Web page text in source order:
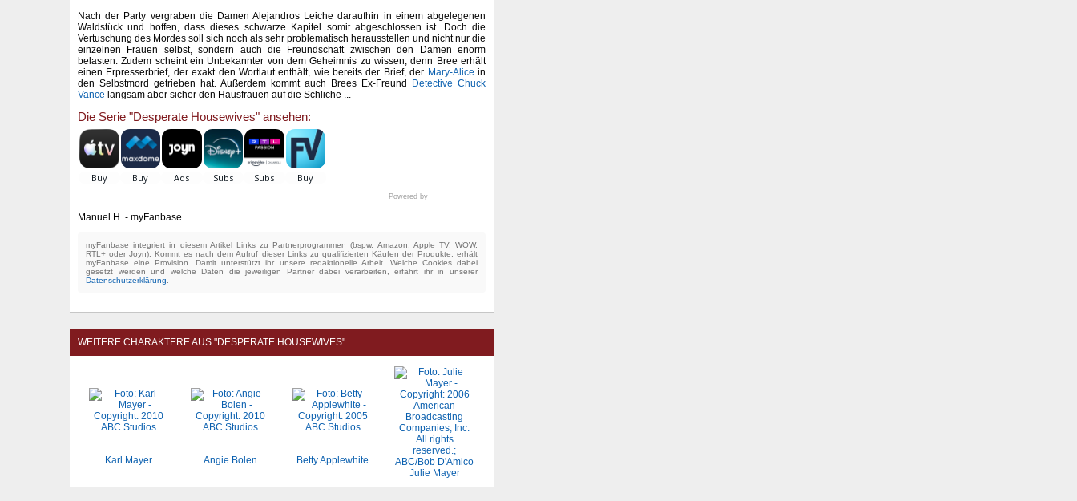
Nach der Party vergraben die Damen Alejandros Leiche daraufhin in einem abgelegenen
Waldstück und hoffen, dass dieses schwarze Kapitel somit abgeschlossen ist. Doch die
Vertuschung des Mordes soll sich noch als sehr problematisch herausstellen und nicht nur die
einzelnen Frauen selbst, sondern auch die Freundschaft zwischen den Damen enorm
belasten. Zudem scheint ein Unbekannter von dem Geheimnis zu wissen, denn Bree erhält
einen Erpresserbrief, der exakt den Wortlaut enthält, wie bereits der Brief, der Mary-Alice in
den Selbstmord getrieben hat. Außerdem kommt auch Brees Ex-Freund
Detective Chuck
Vance langsam aber sicher den Hausfrauen auf die Schliche ...
Die Serie "Desperate Housewives" ansehen:
Powered by
Manuel H. - myFanbase
myFanbase integriert in diesem Artikel Links zu Partnerprogrammen (bspw. Amazon, Apple TV, WOW,
RTL+ oder Joyn). Kommt es nach dem Aufruf dieser Links zu qualifizierten Käufen der Produkte, erhält
myFanbase eine Provision. Damit unterstützt ihr unsere redaktionelle Arbeit. Welche Cookies dabei
gesetzt werden und welche Daten die jeweiligen Partner dabei verarbeiten, erfahrt ihr in unserer
Datenschutzerklärung.
WEITERE CHARAKTERE AUS "DESPERATE HOUSEWIVES"
Karl Mayer Angie Bolen
Betty Applewhite
Julie Mayer